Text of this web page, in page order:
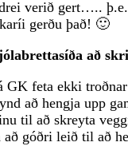
verið gert…..
gerðu það! 🙂
að
GK feta ekki
að hengja upp
til að skreyta
að góðri leið til að